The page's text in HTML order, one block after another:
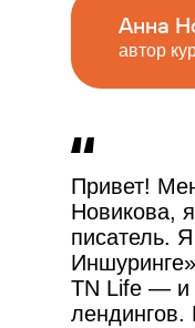
Анна
автор
Привет!
Новикова,
писатель.
TN Life — и
лендингов.